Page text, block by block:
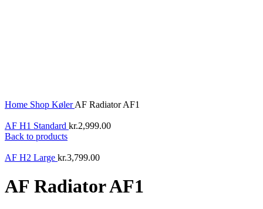
Home Shop KølerAF Radiator AF1
AF H1 Standard kr.2,999.00
Back to products
AF H2 Large kr.3,799.00
AF Radiator AF1